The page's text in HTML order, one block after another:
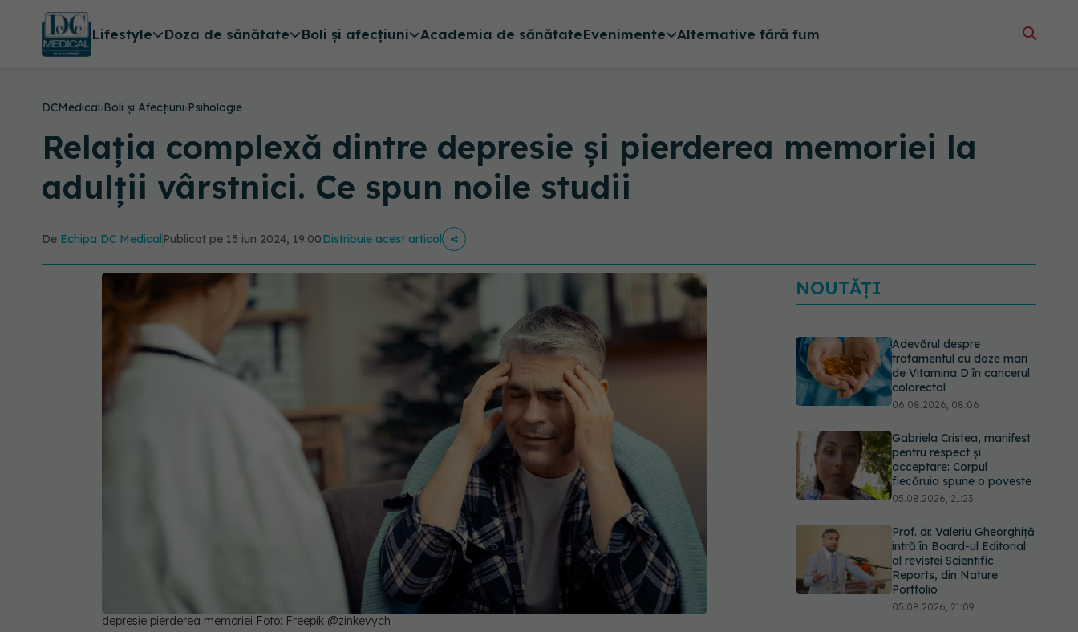
Lifestyle Doza de sănătate Boli și afecțiuni Academia de sănătateEvenimente Alternative fără fum
DCMedical›Boli și Afecțiuni›Psihologie
Relația complexă dintre depresie și pierderea memoriei la
adulții vârstnici. Ce spun noile studii
De Echipa DC Medical Publicat pe 15 iun 2024, 19:00Distribuie acest articol
depresie pierderea memoriei Foto: Freepik @zinkevych
NOUTĂȚI
Adevărul despre
tratamentul cu doze mari
de Vitamina D în cancerul
colorectal
06.08.2026, 08:06
Gabriela Cristea, manifest
pentru respect și
acceptare: Corpul
fiecăruia spune o poveste
05.08.2026, 21:23
Prof. dr. Valeriu Gheorghiță
intră în Board-ul Editorial
al revistei Scientific
Reports, din Nature
Portfolio
05.08.2026, 21:09